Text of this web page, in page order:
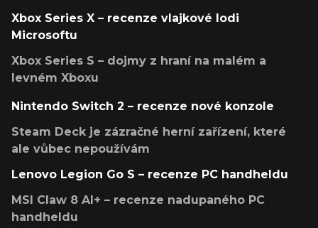
Xbox Series X – recenze vlajkové lodi
Microsoftu
Xbox Series S – dojmy z hraní na malém a
levném Xboxu
Nintendo Switch 2 – recenze nové konzole
Steam Deck je zázračné herní zařízení, které
ale vůbec nepoužívám
Lenovo Legion Go S – recenze PC handheldu
MSI Claw 8 AI+ – recenze nadupaného PC
handheldu